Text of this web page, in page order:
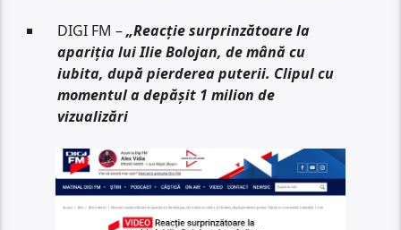
DIGI FM –„Reacție surprinzătoare la
apariția lui Ilie Bolojan, de mână cu
iubita, după pierderea puterii. Clipul cu
momentul a depășit 1 milion de
vizualizări